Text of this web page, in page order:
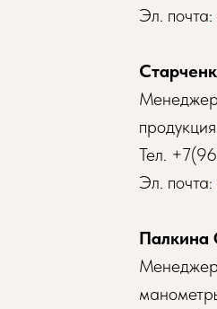
Эл. почта:
Менеджер
Тел.
Эл. почта:
Палкина
Менеджер